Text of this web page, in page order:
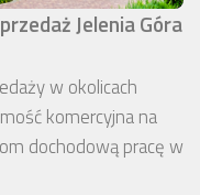
Jelenia Góra
w okolicach
komercyjna na
dochodową pracę w